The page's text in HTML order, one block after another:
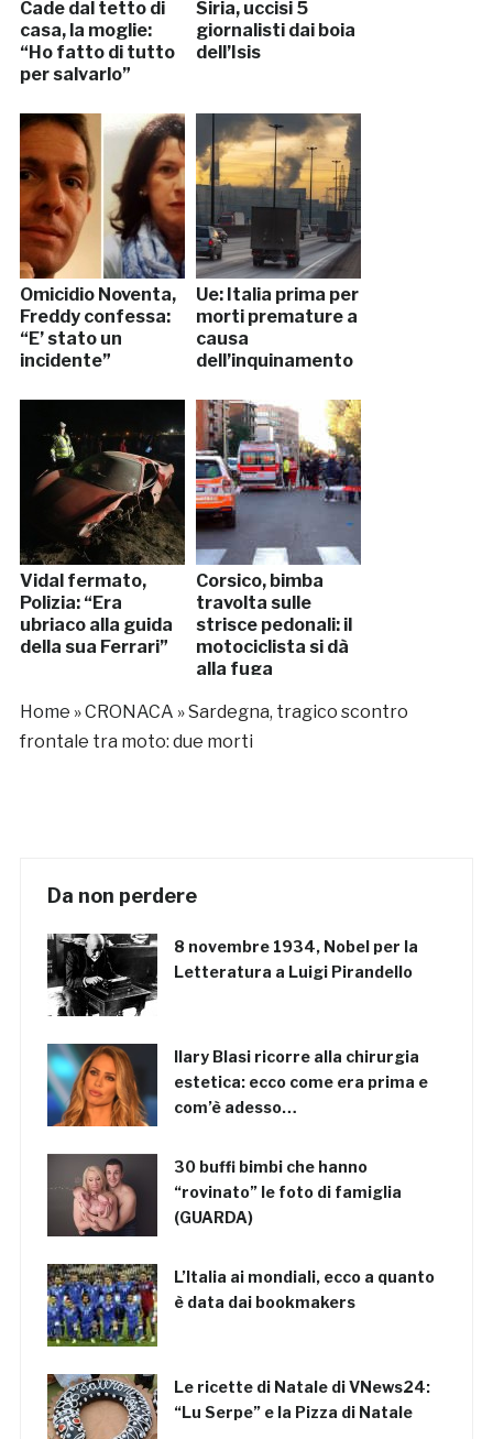
Cade dal tetto di
casa, la moglie:
“Ho fatto di tutto
per salvarlo”
Siria, uccisi 5
giornalisti dai boia
dell’Isis
Omicidio Noventa,
Freddy confessa:
“E’ stato un
incidente”
Ue: Italia prima per
morti premature a
causa
dell’inquinamento
Vidal fermato,
Polizia: “Era
ubriaco alla guida
della sua Ferrari”
Corsico, bimba
travolta sulle
strisce pedonali: il
motociclista si dà
alla fuga
Home »CRONACA »Sardegna, tragico scontro
frontale tra moto: due morti
Da non perdere
8 novembre 1934, Nobel per la
Letteratura a Luigi Pirandello
Ilary Blasi ricorre alla chirurgia
estetica: ecco come era prima e
com’è adesso…
30 buffi bimbi che hanno
“rovinato” le foto di famiglia
(GUARDA)
L’Italia ai mondiali, ecco a quanto
è data dai bookmakers
Le ricette di Natale di VNews24:
“Lu Serpe” e la Pizza di Natale